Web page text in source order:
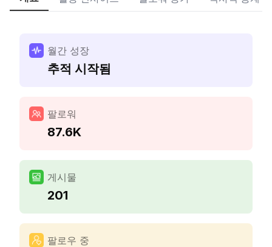
월간 성장
추적 시작됨
팔로워
87.6K
게시물
201
팔로우 중